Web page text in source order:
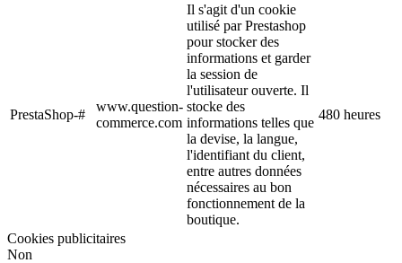
PrestaShop-#
www.question-
commerce.com
Il s'agit d'un cookie
utilisé par Prestashop
pour stocker des
informations et garder
la session de
l'utilisateur ouverte. Il
stocke des
informations telles que
la devise, la langue,
l'identifiant du client,
entre autres données
nécessaires au bon
fonctionnement de la
boutique.
480 heures
Cookies publicitaires
Non